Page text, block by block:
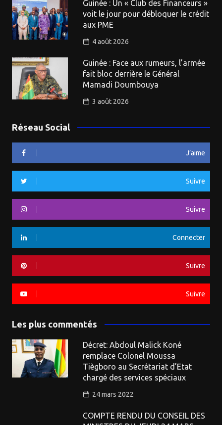
Guinée : Un « Club des Financeurs »
voit le jour pour débloquer le crédit
aux PME
4 août 2026
Guinée : Face aux rumeurs, l’armée
fait bloc derrière le Général
Mamadi Doumbouya
3 août 2026
Réseau Social
J’aime
Suivre
Suivre
Connecter
Suivre
Suivre
Les plus commentés
Décret: Abdoul Malick Koné
remplace Colonel Moussa
Tiègboro au Secrétariat d’Etat
chargé des services spéciaux
24 mars 2022
COMPTE RENDU DU CONSEIL DES